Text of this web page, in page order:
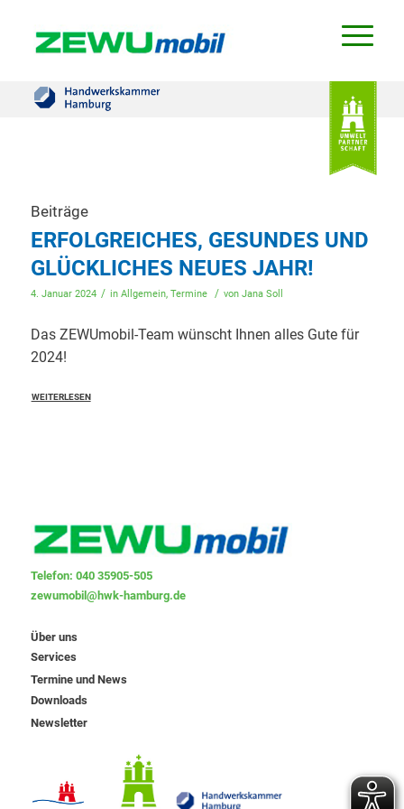
Beiträge
ERFOLGREICHES, GESUNDES UND
GLÜCKLICHES NEUES JAHR!
4. Januar 2024 / in Allgemein, Termine / von Jana Soll
Das ZEWUmobil-Team wünscht Ihnen alles Gute für
2024!
WEITERLESEN
Telefon: 040 35905-505
zewumobil@hwk-hamburg.de
Über uns
Services
Termine und News
Downloads
Newsletter